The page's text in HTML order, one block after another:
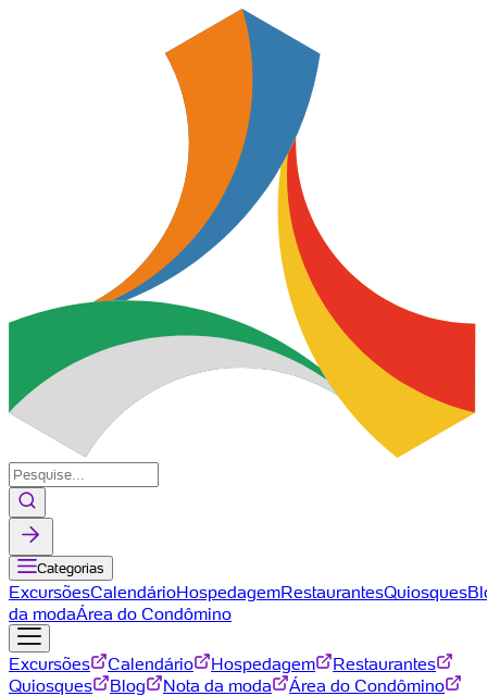
Categorias
ExcursõesCalendárioHospedagemRestaurantesQuiosques
da modaÁrea do Condômino
Excursões Calendário Hospedagem
Restaurantes
Quiosques
Blog Nota da moda
Área do Condômino